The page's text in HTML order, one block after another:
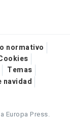
normativo
Temas
navidad
Europa Press.